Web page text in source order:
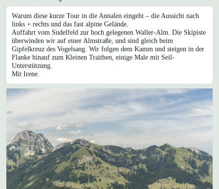
Warum diese kurze Tour in die Annalen eingeht – die Aussicht nach
links + rechts und das fast alpine Gelände.
Auffahrt vom Sudelfeld zur hoch gelegenen Waller-Alm. Die Skipiste
überwinden wir auf einer Almstraße, und sind gleich beim
Gipfelkreuz des Vogelsang. Wir folgen dem Kamm und steigen in der
Flanke hinauf zum Kleinen Traithen, einige Male mit Seil-
Unterstützung.
Mit Irene.